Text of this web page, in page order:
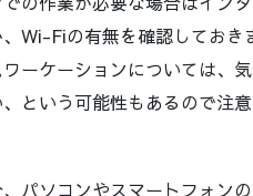
Wi-Fiの有無を確認しておき
ーケーションについては、
という可能性もあるので注意
パソコンやスマートフォン